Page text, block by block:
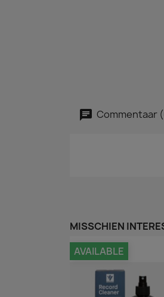
Commentaar
MISSCHIEN
AVAILABLE